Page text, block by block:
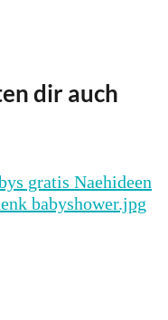
dir auch